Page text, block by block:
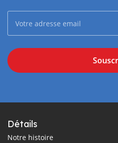
Détails
Notre histoire